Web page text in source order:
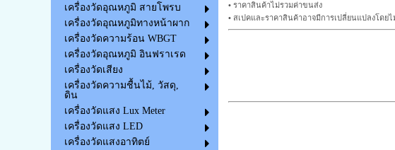
เครื่องวัดอุณหภูมิ สายโพรบ
เครื่องวัดอุณหภูมิทางหน้าผาก
เครื่องวัดความร้อน WBGT
เครื่องวัดอุณหภูมิ อินฟราเรด
เครื่องวัดเสียง
เครื่องวัดความชื้นไม้, วัสดุ,
ดิน
เครื่องวัดแสง Lux Meter
เครื่องวัดแสง LED
เครื่องวัดแสงอาทิตย์
• ราคาสินค้าไม่รวมค่าขนส่ง
• สเปคและราคาสินค้าอาจมีการเปลี่ยนแปลงโดย